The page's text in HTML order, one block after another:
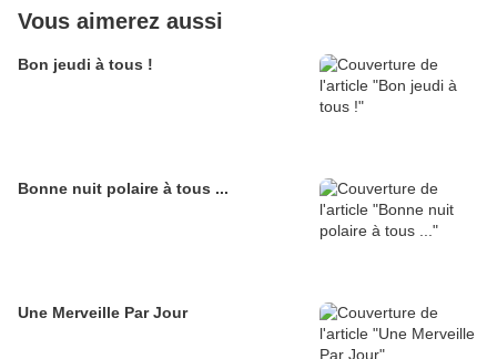
Vous aimerez aussi
Bon jeudi à tous !
Bonne nuit polaire à tous ...
Une Merveille Par Jour